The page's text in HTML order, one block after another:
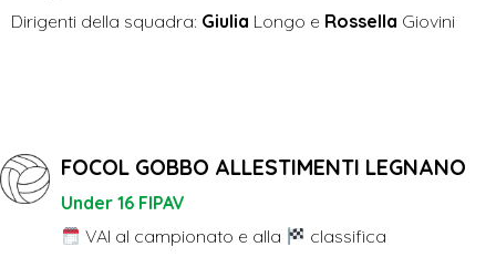
Dirigenti della squadra: Giulia Longo e Rossella Giovini
FOCOL GOBBO ALLESTIMENTI LEGNANO
Under 16 FIPAV
VAI al campionato e alla
classifica